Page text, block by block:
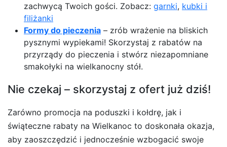
zachwycą Twoich gości. Zobacz: garnki, kubki i
filiżanki
Formy do pieczenia – zrób wrażenie na bliskich
pysznymi wypiekami! Skorzystaj z rabatów na
przyrządy do pieczenia i stwórz niezapomniane
smakołyki na wielkanocny stół.
Nie czekaj – skorzystaj z ofert już dziś!
Zarówno promocja na poduszki i kołdrę, jak i
świąteczne rabaty na Wielkanoc to doskonała okazja,
aby zaoszczędzić i jednocześnie wzbogacić swoje